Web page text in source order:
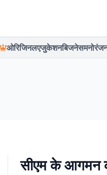
ओरिजिनलएजुकेशनबिजनेस
सीएम के आगमन